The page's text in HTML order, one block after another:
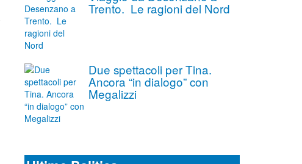
Trento. Le ragioni del Nord
Due spettacoli per Tina.
Ancora “in dialogo” con
Megalizzi